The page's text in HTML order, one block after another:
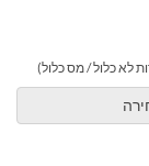
לא כלול / מס כלול)